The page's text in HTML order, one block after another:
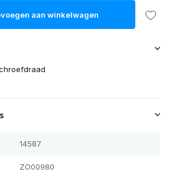
aan winkelwagen
14587
ZO00980